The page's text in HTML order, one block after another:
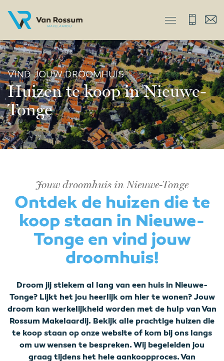
VIND JOUW DROOMHUIS
Huizen te koop in Nieuwe-
Tonge
Jouw droomhuis in Nieuwe-Tonge
Ontdek de huizen die te
koop staan in Nieuwe-
Tonge en vind jouw
droomhuis!
Droom jij stiekem al lang van een huis in Nieuwe-
Tonge? Lijkt het jou heerlijk om hier te wonen? Jouw
droom kan werkelijkheid worden met de hulp van Van
Rossum Makelaardij. Bekijk alle prachtige huizen die
te koop staan op onze website of kom bij ons langs
om uw wensen te bespreken. Wij begeleiden jou
graag tijdens het hele aankoopproces. Van